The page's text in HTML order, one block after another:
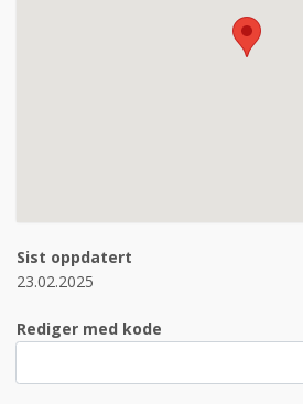
Sist oppdatert
23.02.2025
Rediger med kode